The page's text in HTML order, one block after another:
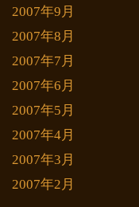
2007年9月
2007年8月
2007年7月
2007年6月
2007年5月
2007年4月
2007年3月
2007年2月